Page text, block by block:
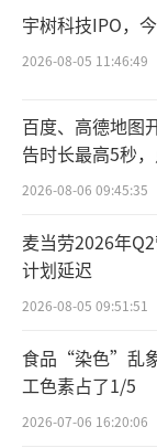
对此，
采访时表示
及股份与现
报表上的货
资金用于现
上半年净
筹划重
观，公司上
营收、净利双
宇树科技IPO，
2026-08-05 11:46:49
百度、高德地图
告时长最高5秒
2026-08-06 09:45:35
麦当劳2026年
计划延迟
2026-08-05 09:51:51
食品“染色”乱
工色素占了1/5
2026-07-06 16:20:06